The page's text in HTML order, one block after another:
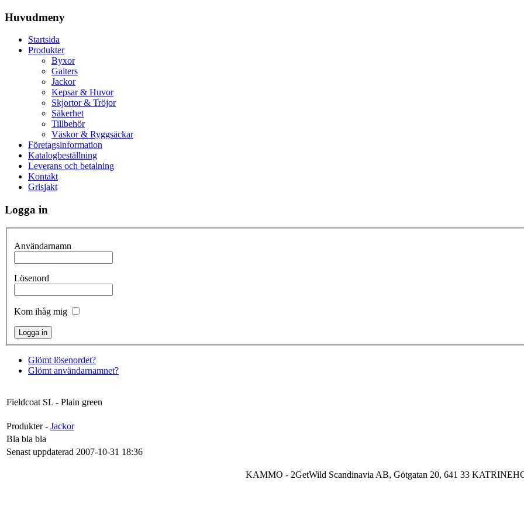
Huvudmeny
Startsida
Produkter
Byxor
Gaiters
Jackor
Kepsar & Huvor
Skjortor & Tröjor
Säkerhet
Tillbehör
Väskor & Ryggsäckar
Företagsinformation
Katalogbeställning
Leverans och betalning
Kontakt
Grisjakt
Logga in
Användarnamn
Lösenord
Kom ihåg mig
Glömt lösenordet?
Glömt användarnamnet?
Fieldcoat SL - Plain green
Produkter - Jackor
Bla bla bla
Senast uppdaterad 2007-10-31 18:36
KAMMO - 2GetWild Scandinavia AB, Götgatan 20, 641 33